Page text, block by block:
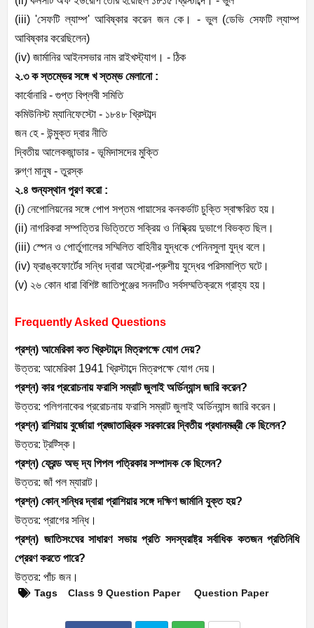
(iii) 'সেফটি ল্যাম্প'আবিষ্কার করেন জন কে। - ভুল (ডেভি সেফটি ল্যাম্প
আবিষ্কার করেছিলেন)
(iv) জার্মানির আইনসভার নাম রাইখস্ট্যাগ। - ঠিক
২.৩ ক স্তম্ভের সঙ্গে খ স্তম্ভ মেলানো :
কার্বোনারি - গুপ্ত বিপ্লবী সমিতি
কমিউনিস্ট ম্যানিফেস্টো - ১৮৪৮ খ্রিস্টাব্দ
জন হে - উন্মুক্ত দ্বার নীতি
দ্বিতীয় আলেকজান্ডার - ভূমিদাসদের মুক্তি
রুগ্‌ণ মানুষ - তুরস্ক
২.৪ শুন্যস্থান পূরণ করো :
(i) নেপোলিয়নের সঙ্গে পোপ সপ্তম পায়াসের কনকর্ডাট চুক্তি স্বাক্ষরিত হয়।
(ii) নাগরিকরা সম্পত্তির ভিত্তিতে সক্রিয় ও নিষ্ক্রিয় দুভাগে বিভক্ত ছিল।
(iii) স্পেন ও পোর্তুগালের সম্মিলিত বাহিনীর যুদ্ধকে পেনিনসুলা যুদ্ধ বলে।
(iv)ফ্রাঙ্কফোর্টের সন্ধি দ্বারা অস্ট্রো-প্রুশীয় যুদ্ধের পরিসমাপ্তি ঘটে।
(v) ২৬ কোন ধারা বিশিষ্ট জাতিপুঞ্জের সনদটিও সর্বসম্মতিক্রমে গ্রাহ্য হয়।
Frequently Asked Questions
প্রশ্ন) আমেরিকা কত খ্রিস্টাব্দে মিত্রপক্ষে যোগ দেয়?
উত্তর: আমেরিকা 1941 খ্রিস্টাব্দে মিত্রপক্ষে যোগ দেয়।
প্রশ্ন) কার প্ররোচনায় ফরাসি সম্রাট জুলাই অর্ডিন্যান্স জারি করেন?
উত্তর: পলিগনাকের প্ররোচনায় ফরাসি সম্রাট জুলাই অর্ডিন্যান্স জারি করেন।
প্রশ্ন) রাশিয়ায় বুর্জোয়া প্রজাতান্ত্রিক সরকারের দ্বিতীয় প্রধানমন্ত্রী কে ছিলেন?
উত্তর: ট্রট্স্কি।
প্রশ্ন) ফ্রেন্ড অভ্ দ্য পিপল পত্রিকার সম্পাদক কে ছিলেন?
উত্তর: জাঁ পল ম্যারাট।
প্রশ্ন) কোন্ সন্ধির দ্বারা প্রাশিয়ার সঙ্গে দক্ষিণ জার্মানি যুক্ত হয়?
উত্তর: প্রাগের সন্ধি।
প্রশ্ন) জাতিসংঘের সাধারণ সভায় প্রতি সদস্যরাষ্ট্র সর্বাধিক কতজন প্রতিনিধি
প্রেরণ করতে পারে?
উত্তর: পাঁচ জন।
Tags Class 9 Question Paper Question Paper